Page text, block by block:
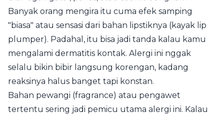
Banyak orang mengira itu cuma efek samping
"biasa" atau sensasi dari bahan lipstiknya (kayak lip
plumper). Padahal, itu bisa jadi tanda kalau kamu
mengalami dermatitis kontak. Alergi ini nggak
selalu bikin bibir langsung korengan, kadang
reaksinya halus banget tapi konstan.
Bahan pewangi (fragrance) atau pengawet
tertentu sering jadi pemicu utama alergi ini. Kalau